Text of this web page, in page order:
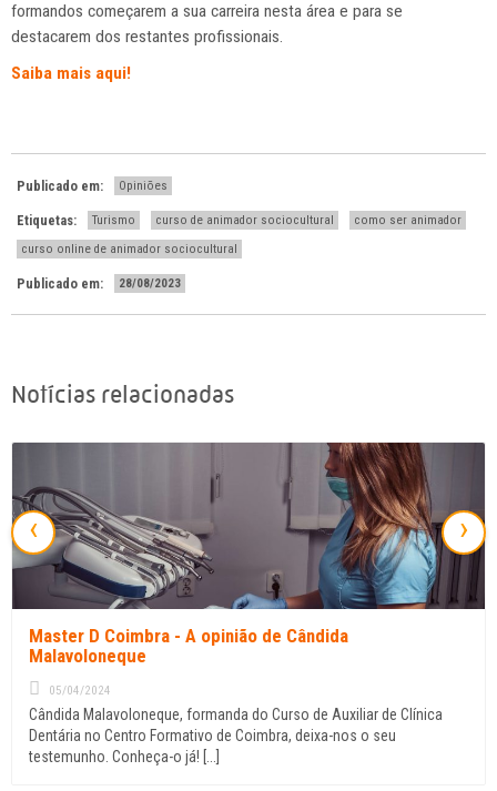
formandos começarem a sua carreira nesta área e para se
destacarem dos restantes profissionais.
Saiba mais aqui!
Publicado em: Opiniões
Etiquetas: Turismo curso de animador sociocultural
como ser animador
curso online de animador sociocultural
Publicado em: 28/08/2023
Notícias relacionadas
Master D Coimbra - A opinião de Cândida
Malavoloneque
05/04/2024
Cândida Malavoloneque, formanda do Curso de Auxiliar de Clínica
Dentária no Centro Formativo de Coimbra, deixa-nos o seu
‹ ›